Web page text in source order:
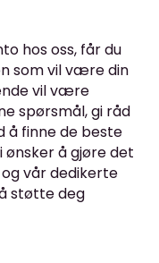
hos oss, får du
som vil være din
vil være
spørsmål, gi råd
å finne de beste
ønsker å gjøre det
vår dedikerte
støtte deg